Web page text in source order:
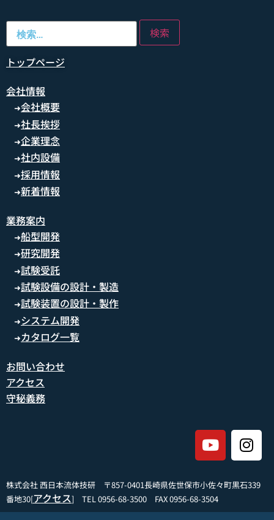
トップページ
会社情報
➜会社概要
➜社長挨拶
➜企業理念
➜社内設備
➜採用情報
➜新着情報
業務案内
➜船型開発
➜研究開発
➜試験受託
➜試験設備の設計・製造
➜試験装置の設計・製作
➜システム開発
➜カタログ一覧
お問い合わせ
アクセス
守秘義務
株式会社 西日本流体技研 〒857-0401長崎県佐世保市小佐々町黒石339
番地30[アクセス] TEL 0956-68-3500 FAX 0956-68-3504